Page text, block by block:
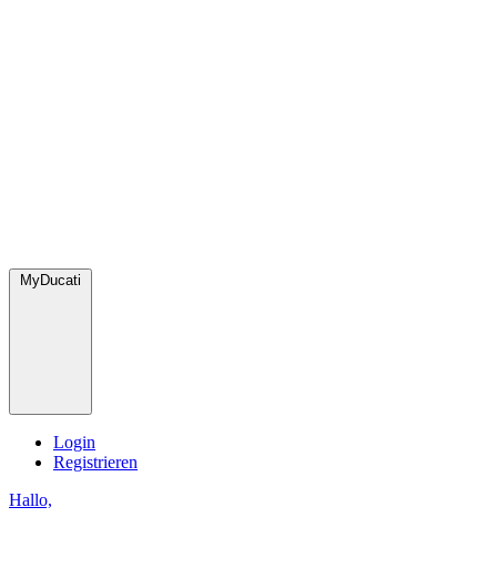
MyDucati
Login
Registrieren
Hallo,